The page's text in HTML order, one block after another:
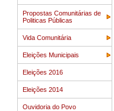
Propostas Comunitárias de
Politicas Públicas
Vida Comunitária
Eleições Municipais
Eleições 2016
Eleições 2014
Ouvidoria do Povo